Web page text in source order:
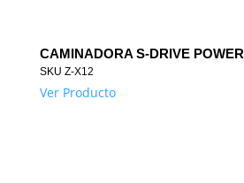
CAMINADORA S-DRIVE POWER
SKU Z-X12
Ver Producto